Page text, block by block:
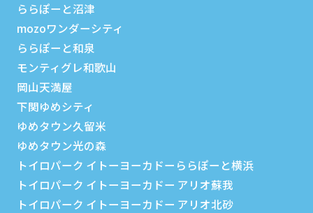
ららぽーと沼津
mozoワンダーシティ
ららぽーと和泉
モンティグレ和歌山
岡山天満屋
下関ゆめシティ
ゆめタウン久留米
ゆめタウン光の森
トイロパーク イトーヨーカドーららぽーと横浜
トイロパーク イトーヨーカドー アリオ蘇我
トイロパーク イトーヨーカドー アリオ北砂